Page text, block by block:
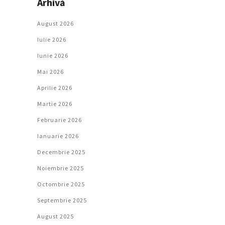
August 2026
Iulie 2026
Iunie 2026
Mai 2026
Aprilie 2026
Martie 2026
Februarie 2026
Ianuarie 2026
Decembrie 2025
Noiembrie 2025
Octombrie 2025
Septembrie 2025
August 2025